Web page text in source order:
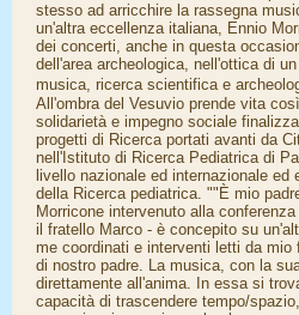
stesso ad arricchire la rassegna
un'altra eccellenza italiana, Ennio
dei concerti, anche in questa
dell'area archeologica, nell'ottica di
musica, ricerca scientifica e
All'ombra del Vesuvio prende vita
solidarietà e impegno sociale
progetti di Ricerca portati avanti da
nell'Istituto di Ricerca Pediatrica di
livello nazionale ed internazionale
della Ricerca pediatrica. ""È mio
Morricone intervenuto alla
il fratello Marco - è concepito su
me coordinati e interventi letti da
di nostro padre. La musica, con la
direttamente all'anima. In essa si
capacità di trascendere tempo/